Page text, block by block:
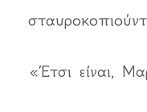
«Έτσι είναι,